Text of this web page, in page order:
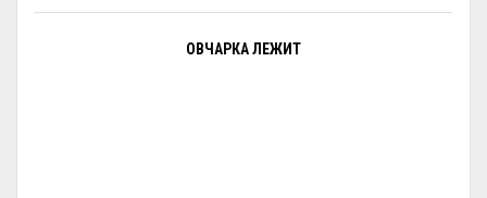
ОВЧАРКА ЛЕЖИТ